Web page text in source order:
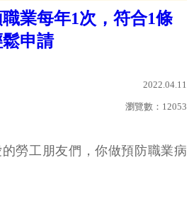
業每年1次，符合1條
申請
2022.04.11
瀏覽數： 12053
勞工朋友們，你做預防職業病